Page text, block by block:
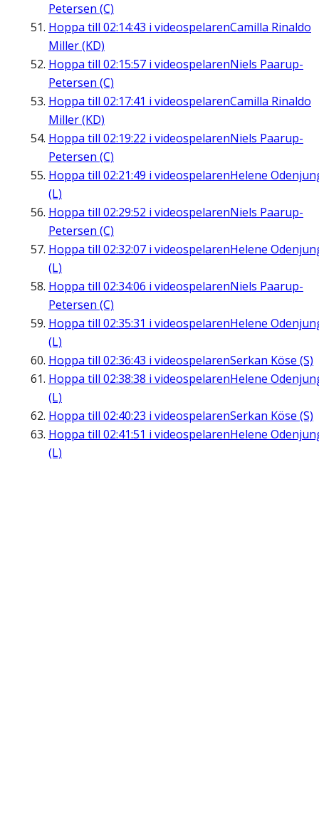
Petersen (C)
Hoppa till 02:14:43 i videospelarenCamilla Rinaldo
Miller (KD)
Hoppa till 02:15:57 i videospelarenNiels Paarup-
Petersen (C)
Hoppa till 02:17:41 i videospelarenCamilla Rinaldo
Miller (KD)
Hoppa till 02:19:22 i videospelarenNiels Paarup-
Petersen (C)
Hoppa till 02:21:49 i videospelarenHelene
(L)
Hoppa till 02:29:52 i videospelarenNiels Paarup-
Petersen (C)
Hoppa till 02:32:07 i videospelarenHelene
(L)
Hoppa till 02:34:06 i videospelarenNiels Paarup-
Petersen (C)
Hoppa till 02:35:31 i videospelarenHelene
(L)
Hoppa till 02:36:43 i videospelarenSerkan Köse (S)
Hoppa till 02:38:38 i videospelarenHelene
(L)
Hoppa till 02:40:23 i videospelarenSerkan Köse (S)
Hoppa till 02:41:51 i videospelarenHelene
(L)